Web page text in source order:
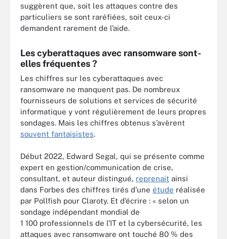
suggèrent que, soit les attaques contre des
particuliers se sont raréfiées, soit ceux-ci
demandent rarement de l’aide.
Les cyberattaques avec ransomware sont-
elles fréquentes ?
Les chiffres sur les cyberattaques avec
ransomware ne manquent pas. De nombreux
fournisseurs de solutions et services de sécurité
informatique y vont régulièrement de leurs propres
sondages. Mais les chiffres obtenus s’avèrent
souvent fantaisistes.
Début 2022, Edward Segal, qui se présente comme
expert en gestion/communication de crise,
consultant, et auteur distingué, reprenait ainsi
dans Forbes des chiffres tirés d’une étude réalisée
par Pollfish pour Claroty. Et d’écrire : « selon un
sondage indépendant mondial de
1 100 professionnels de l’IT et la cybersécurité, les
attaques avec ransomware ont touché 80 % des